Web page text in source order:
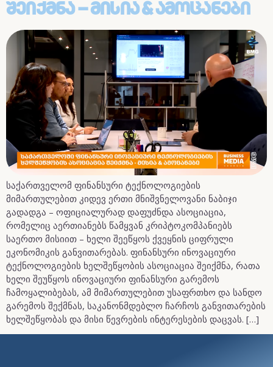
Შეიქმნა – Მისია & Ამოცანები
საქართველომ ფინანსური ტექნოლოგიების
მიმართულებით კიდევ ერთი მნიშვნელოვანი ნაბიჯი
გადადგა – ოფიციალურად დაფუძნდა ასოციაცია,
რომელიც აერთიანებს წამყვან კრიპტოკომპანიებს
საერთო მისიით – ხელი შეეწყოს ქვეყნის ციფრული
ეკონომიკის განვითარებას. ფინანსური ინოვაციური
ტექნოლოგიების ხელშეწყობის ასოციაცია შეიქმნა, რათა
ხელი შეუწყოს ინოვაციური ფინანსური გარემოს
ჩამოყალიბებას, ამ მიმართულებით უსაფრთხო და სანდო
გარემოს შექმნას, საკანონმდებლო ჩარჩოს განვითარების
ხელშეწყობას და მისი წევრების ინტერესების დაცვას. […]